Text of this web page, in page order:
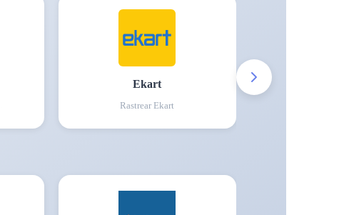
Ekart
Rastrear Ekart